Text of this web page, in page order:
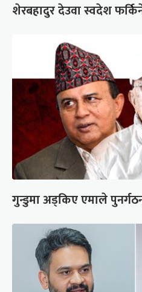
शेरबहादुर देउवा स्वदेश
गुन्डुमा अड्किए एमाले